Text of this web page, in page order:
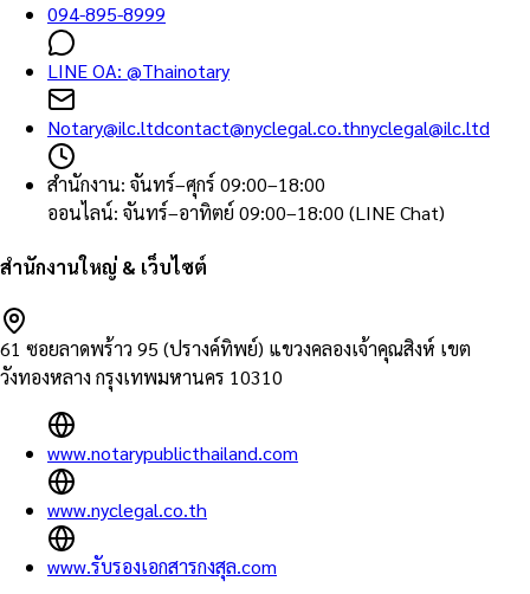
094-895-8999
LINE OA: @Thainotary
Notary@ilc.ltdcontact@nyclegal.co.thnyclegal@ilc.ltd
สำนักงาน: จันทร์–ศุกร์ 09:00–18:00
ออนไลน์: จันทร์–อาทิตย์ 09:00–18:00 (LINE Chat)
สำนักงานใหญ่ & เว็บไซต์
61 ซอยลาดพร้าว 95 (ปรางค์ทิพย์) แขวงคลองเจ้าคุณสิงห์ เขต
วังทองหลาง กรุงเทพมหานคร 10310
www.notarypublicthailand.com
www.nyclegal.co.th
www.รับรองเอกสารกงสุล.com